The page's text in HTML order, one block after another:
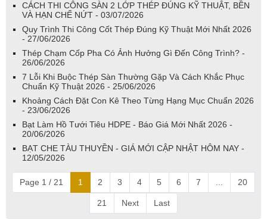
CÁCH THI CÔNG SÀN 2 LỚP THÉP ĐÚNG KỸ THUẬT, BỀN
VÀ HẠN CHẾ NỨT - 03/07/2026
Quy Trình Thi Công Cốt Thép Đúng Kỹ Thuật Mới Nhất 2026
- 27/06/2026
Thép Chạm Cốp Pha Có Ảnh Hưởng Gì Đến Công Trình? -
26/06/2026
7 Lỗi Khi Buộc Thép Sàn Thường Gặp Và Cách Khắc Phục
Chuẩn Kỹ Thuật 2026 - 25/06/2026
Khoảng Cách Đặt Con Kê Theo Từng Hạng Mục Chuẩn 2026
- 23/06/2026
Bạt Làm Hồ Tưới Tiêu HDPE - Báo Giá Mới Nhất 2026 -
20/06/2026
BẠT CHE TÀU THUYỀN - GIÁ MỚI CẬP NHẬT HÔM NAY -
12/05/2026
Page 1 / 21 1 2 3 4 5 6 7 20
21 Next Last